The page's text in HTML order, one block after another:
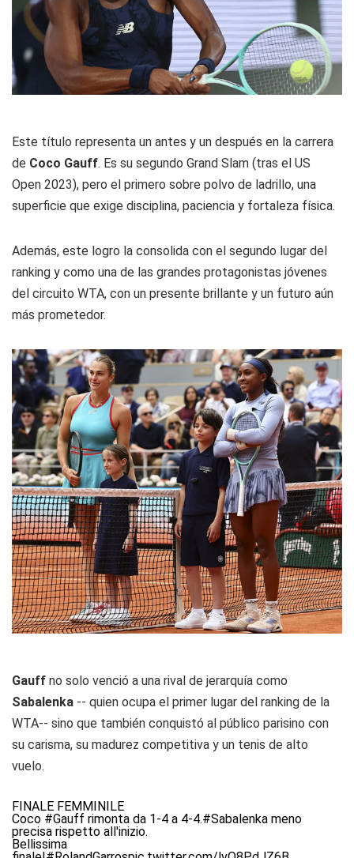
Este título representa un antes y un después en la carrera
de Coco Gauff. Es su segundo Grand Slam (tras el US
Open 2023), pero el primero sobre polvo de ladrillo, una
superficie que exige disciplina, paciencia y fortaleza física.
Además, este logro la consolida con el segundo lugar del
ranking y como una de las grandes protagonistas jóvenes
del circuito WTA, con un presente brillante y un futuro aún
más prometedor.
Gauff no solo venció a una rival de jerarquía como
Sabalenka -- quien ocupa el primer lugar del ranking de la
WTA-- sino que también conquistó al público parisino con
su carisma, su madurez competitiva y un tenis de alto
vuelo.
FINALE FEMMINILE
Coco #Gauff rimonta da 1-4 a 4-4.#Sabalenka meno
precisa rispetto all'inizio.
Bellissima